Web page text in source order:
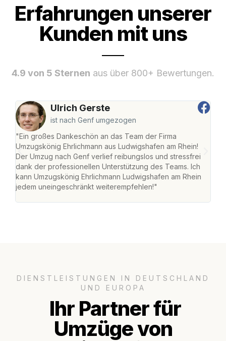
Erfahrungen unserer
Kunden mit uns
4.9 von 5 Sternen aus über 800+ Bewertungen.
Ulrich Gerste
ist nach Genf umgezogen
"Ein großes Dankeschön an das Team der Firma
Umzugskönig Ehrlichmann aus Ludwigshafen am Rhein!
Der Umzug nach Genf verlief reibungslos und stressfrei
dank der professionellen Unterstützung des Teams. Ich
kann Umzugskönig Ehrlichmann Ludwigshafen am Rhein
jedem uneingeschränkt weiterempfehlen!"
DIENSTLEISTUNGEN IN DEUTSCHLAND
UND EUROPA
Ihr Partner für
Umzüge von